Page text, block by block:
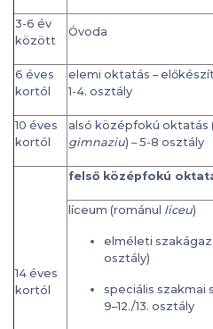
3-6 év
között
Óvoda
6 éves
kortól
elemi oktatás –
1-4. osztály
10 éves
kortól
alsó középfokú oktatás
gimnaziu) – 5-8 osztály
14 éves
kortól
felső középfokú
líceum (románul liceu)
elméleti
osztály)
speciális szakmai
9–12./13. osztály